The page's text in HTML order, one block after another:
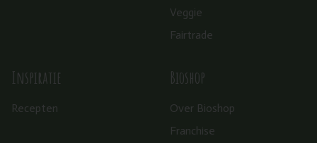
Veggie
Fairtrade
Inspiratie
Recepten
Bioshop
Over Bioshop
Franchise